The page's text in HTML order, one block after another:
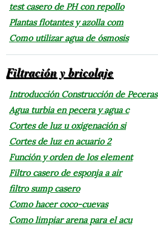
test casero de PH con repollo
Plantas flotantes y azolla com
Como utilizar agua de ósmosis
Filtración y bricolaje
Introducción Construcción de Peceras
Agua turbia en pecera y agua c
Cortes de luz u oxigenación si
Cortes de luz en acuario 2
Función y orden de los element
Filtro casero de esponja a air
filtro sump casero
Como hacer coco-cuevas
Como limpiar arena para el acu